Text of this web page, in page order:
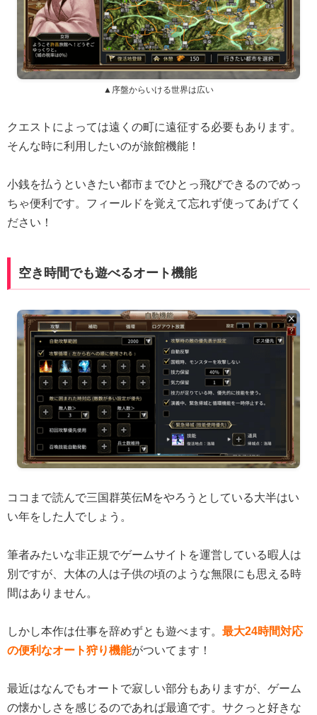
▲序盤からいける世界は広い
クエストによっては遠くの町に遠征する必要もあります。
そんな時に利用したいのが旅館機能！
小銭を払うといきたい都市までひとっ飛びできるのでめっ
ちゃ便利です。フィールドを覚えて忘れず使ってあげてく
ださい！
空き時間でも遊べるオート機能
ココまで読んで三国群英伝Mをやろうとしている大半はい
い年をした人でしょう。
筆者みたいな非正規でゲームサイトを運営している暇人は
別ですが、大体の人は子供の頃のような無限にも思える時
間はありません。
しかし本作は仕事を辞めずとも遊べます。 最大24時間対応
の便利なオート狩り機能がついてます！
最近はなんでもオートで寂しい部分もありますが、ゲーム
の懐かしさを感じるのであれば最適です。サクっと好きな